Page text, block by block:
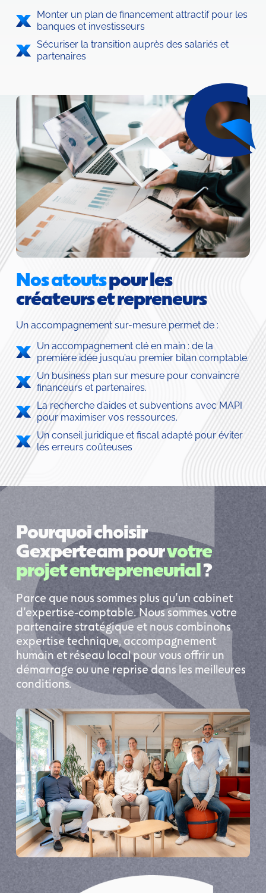
Monter un plan de financement attractif pour les
banques et investisseurs
Sécuriser la transition auprès des salariés et
partenaires
Nos atouts pour les
créateurs et repreneurs
Un accompagnement sur-mesure permet de :
Un accompagnement clé en main : de la
première idée jusqu’au premier bilan comptable.
Un business plan sur mesure pour convaincre
financeurs et partenaires.
La recherche d’aides et subventions avec MAPI
pour maximiser vos ressources.
Un conseil juridique et fiscal adapté pour éviter
les erreurs coûteuses
Pourquoi choisir
Gexperteam pour votre
projet entrepreneurial ?
Parce que nous sommes plus qu’un cabinet
d’expertise-comptable. Nous sommes votre
partenaire stratégique et nous combinons
expertise technique, accompagnement
humain et réseau local pour vous offrir un
démarrage ou une reprise dans les meilleures
conditions.